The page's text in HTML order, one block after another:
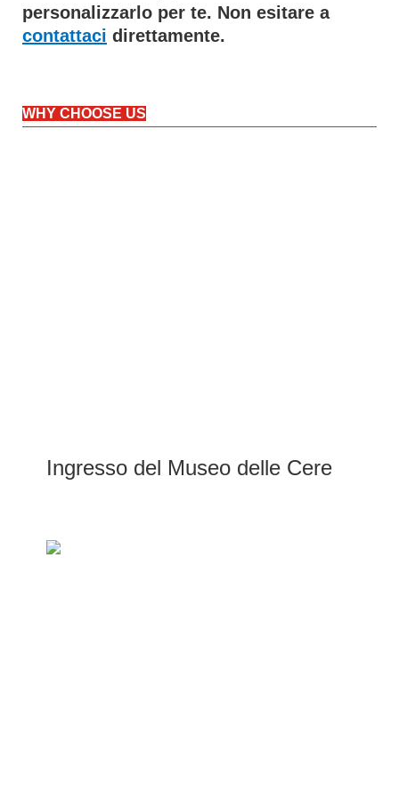
personalizzarlo per te. Non esitare a
contattaci direttamente.
WHY CHOOSE US
Ingresso del Museo delle Cere